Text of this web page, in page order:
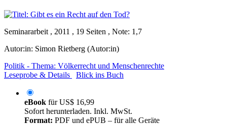
Seminararbeit , 2011 , 19 Seiten , Note: 1,7
Autor:in: Simon Rietberg (Autor:in)
Politik - Thema: Völkerrecht und Menschenrechte
Leseprobe & Details
Blick ins Buch
eBook fürUS$ 16,99
Sofort herunterladen. Inkl. MwSt.
Format: PDF und ePUB – für alle Geräte